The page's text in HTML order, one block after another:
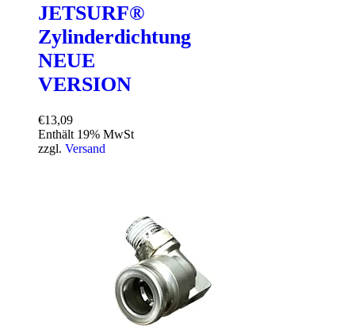
JETSURF®
Zylinderdichtung
NEUE
VERSION
€13,09
Enthält 19% MwSt
zzgl. Versand